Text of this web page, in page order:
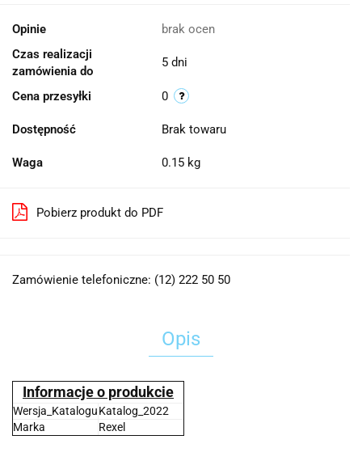
Opinie
brak ocen
Czas realizacji
zamówienia do
5 dni
Cena przesyłki 0
Dostępność Brak towaru
Waga 0.15 kg
Pobierz produkt do PDF
Zamówienie telefoniczne: (12) 222 50 50
Opis
Informacje o produkcie
Wersja_KataloguKatalog_2022
Marka
Rexel